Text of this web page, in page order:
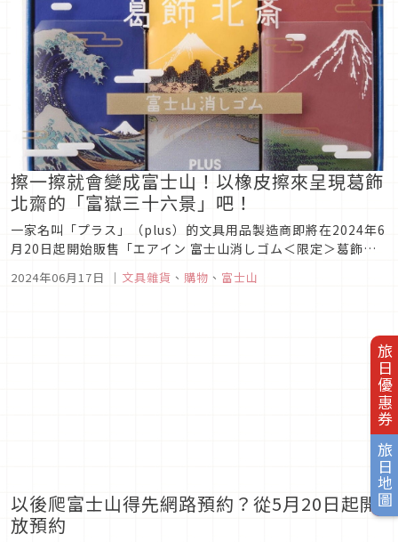
旅日優惠券
旅日地圖
擦一擦就會變成富士山！以橡皮擦來呈現葛飾
北齋的「富嶽三十六景」吧！
一家名叫「プラス」（plus）的文具用品製造商即將在2024年6
月20日起開始販售「エアイン 富士山消しゴム＜限定＞葛飾北
斎」（暫譯AIR-IN 富士山橡皮擦<限定>葛飾北齋），今天就讓
我們來看看這款神奇的橡皮擦究竟是怎麼變成富士山的吧！
2024年06月17日 ｜ 文具雜貨 、 購物 、 富士山
以後爬富士山得先網路預約？從5月20日起開
放預約